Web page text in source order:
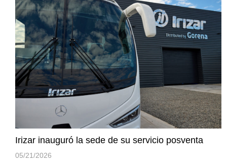
Irizar inauguró la sede de su servicio posventa
05/21/2026